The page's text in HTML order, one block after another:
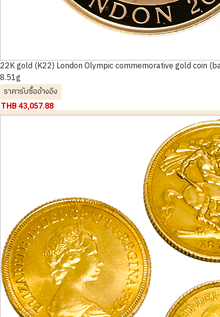
22K gold (K22) London Olympic commemorative gold coin
8.51g
ราคารับซื้ออ้างอิง
THB 43,057.88